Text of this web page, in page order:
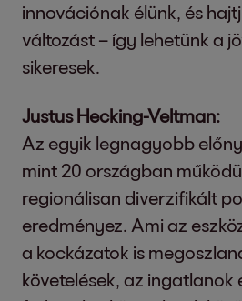
innovációnak élünk, és
változást – így lehetünk a
sikeresek.
Justus Hecking-Veltman:
Az egyik legnagyobb
mint 20 országban
regionálisan diverzifikált
eredményez. Ami az
a kockázatok is
követelések, az ingatlanok